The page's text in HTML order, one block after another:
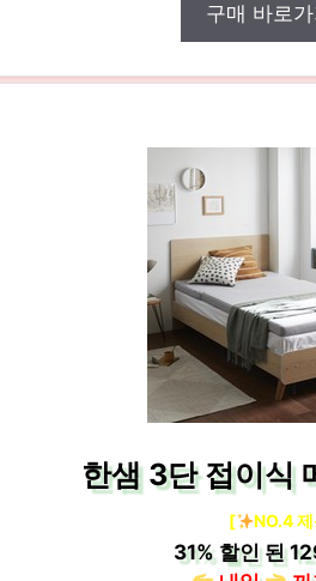
구매 바로가
한샘 3단 접이식
[ NO.4
31%할인 된